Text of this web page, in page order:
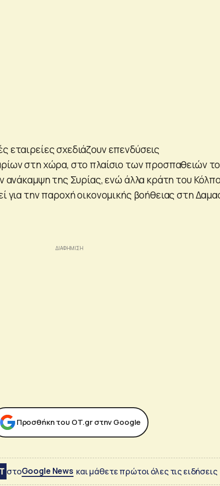
εταιρείες σχεδιάζουν επενδύσεις
στη χώρα, στο πλαίσιο των προσπαθειών
ανάκαμψη της Συρίας, ενώ άλλα κράτη του
για την παροχή οικονομικής βοήθειας στη
Προσθήκη του ΟΤ.gr στην Google
στοGoogle News και μάθετε πρώτοι όλες τις ειδήσεις